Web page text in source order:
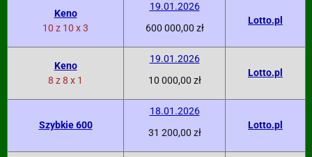
Keno
10 z 10 x 3
19.01.2026
600 000,00 zł
Lotto.pl
Keno
8 z 8 x 1
19.01.2026
10 000,00 zł
Lotto.pl
Szybkie 600
18.01.2026
31 200,00 zł
Lotto.pl